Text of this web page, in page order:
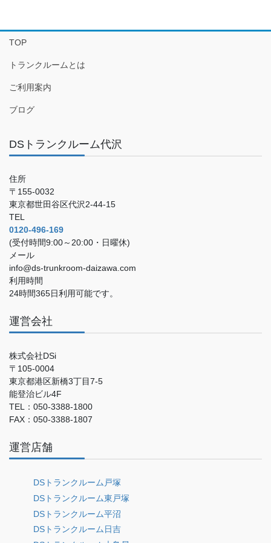
TOP
トランクルームとは
ご利用案内
ブログ
DSトランクルーム代沢
住所
〒155-0032
東京都世田谷区代沢2-44-15
TEL
0120-496-169
(受付時間9:00～20:00・日曜休)
メール
info@ds-trunkroom-daizawa.com
利用時間
24時間365日利用可能です。
運営会社
株式会社DSi
〒105-0004
東京都港区新橋3丁目7-5
能登治ビル4F
TEL：050-3388-1800
FAX：050-3388-1807
運営店舗
DSトランクルーム戸塚
DSトランクルーム東戸塚
DSトランクルーム平沼
DSトランクルーム日吉